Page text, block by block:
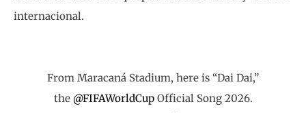
internacional.
From Maracaná Stadium, here is “Dai Dai,”
the @FIFAWorldCupOfficial Song 2026.